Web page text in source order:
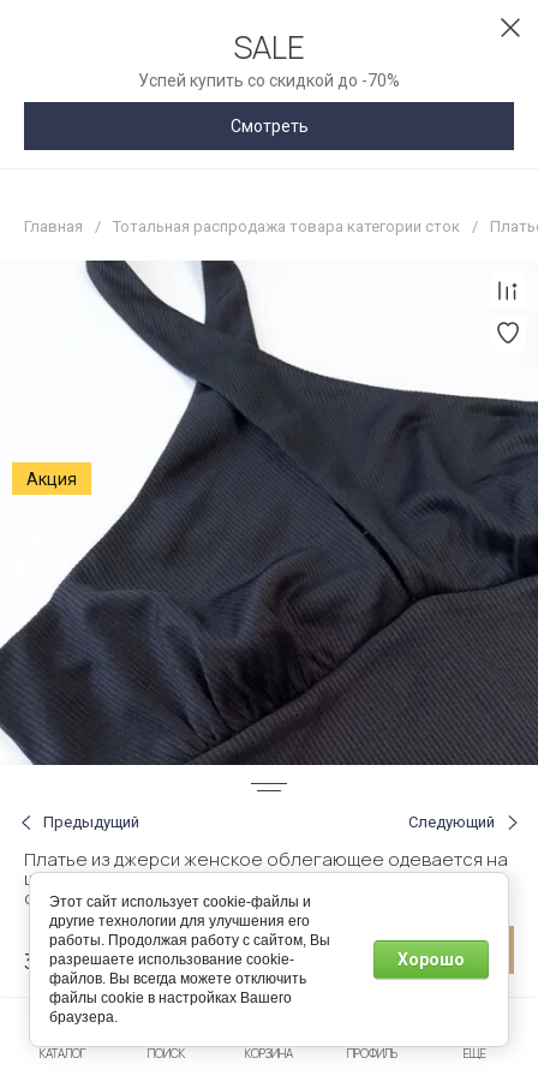
SALE
Успей купить со скидкой до -70%
Смотреть
Главная / Тотальная распродажа товара категории сток /
Акция
Предыдущий Следующий
Платье из джерси женское облегающее одевается на
шею, вырез под грудью, прямой низ сзади. Подкладка
сверху цвет черный размер eur M (rus 46-48) H&M
32.50 р.
КАТАЛОГ ПОИСК КОРЗИНА ПРОФИЛЬ ЕЩЕ
Этот сайт использует cookie-файлы и
другие технологии для улучшения его
работы. Продолжая работу с сайтом, Вы
разрешаете использование cookie-
файлов. Вы всегда можете отключить
файлы cookie в настройках Вашего
браузера.
Хорошо